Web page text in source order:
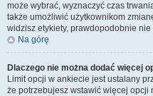
może wybrać, wyznaczyć czas
także umożliwić użytkownikom
widzisz etykiety, prawdopodobnie
Na górę
Dlaczego nie można dodać więcej
Limit opcji w ankiecie jest ustalany
że potrzebujesz wstawić więcej opcji